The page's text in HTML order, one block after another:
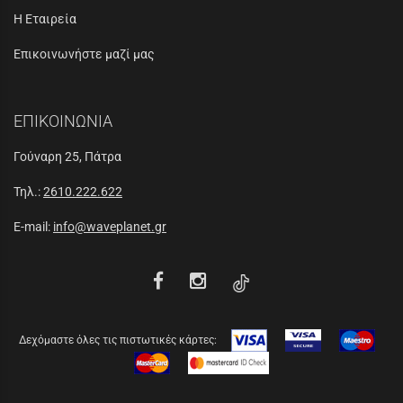
Η Εταιρεία
Επικοινωνήστε μαζί μας
ΕΠΙΚΟΙΝΩΝΙΑ
Γούναρη 25, Πάτρα
Τηλ.:2610.222.622
E-mail: info@waveplanet.gr
Δεχόμαστε όλες τις πιστωτικές κάρτες: